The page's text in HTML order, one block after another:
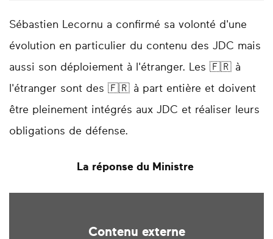
Sébastien Lecornu a confirmé sa volonté d'une
évolution en particulier du contenu des JDC mais
aussi son déploiement à l'étranger. Les 🇫🇷 à
l'étranger sont des 🇫🇷 à part entière et doivent
être pleinement intégrés aux JDC et réaliser leurs
obligations de défense.
La réponse du Ministre
Contenu externe